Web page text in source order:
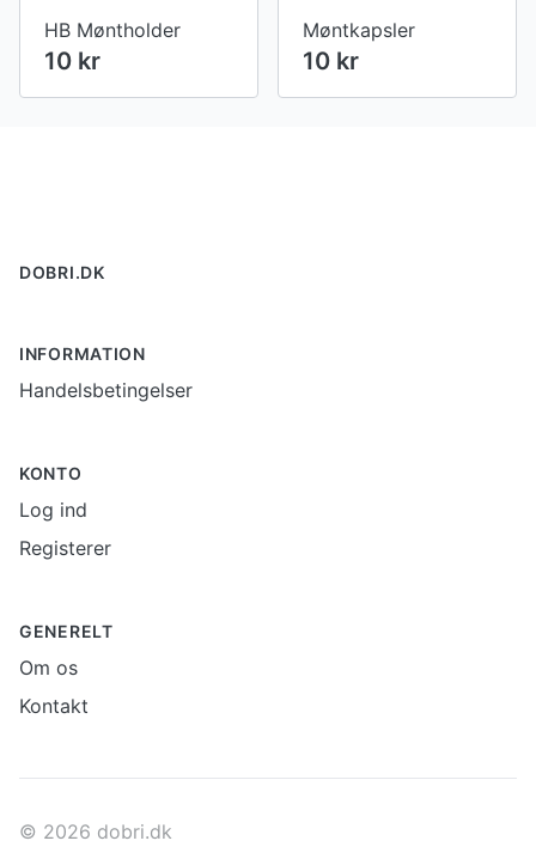
HB Møntholder
10 kr
Møntkapsler
10 kr
DOBRI.DK
INFORMATION
Handelsbetingelser
KONTO
Log ind
Registerer
GENERELT
Om os
Kontakt
© 2026 dobri.dk